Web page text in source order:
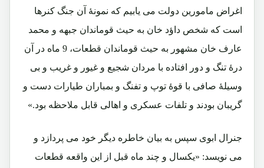
اغراض مامورین دولت می یابیم که نمونۀ آن جنگ کنرها
است که شخص داؤد خان به حیث قوماندان جبهه و محمد
عارف خان مشهور به حیث قوماندان قطعات، 9 ماه در آن
درۀ تنگ و دور افتاده با مردان شجیع و غیور و غریب و بی
وسیلۀ صافی با قوۀ توپ و تفنگ و بمباران طیارات دست و
گریبان بودند و تلفات عسکری و اهالی قابل ملاحظه بود.»
جنرال ابوی سپس به بیان خاطره دیگر خود می پردازد و
می نویسد: «یکسال و چند ماه قبل از این واقعه قطعات